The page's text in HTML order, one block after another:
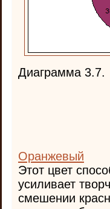
Диаграмма 3.7.
Оранжевый
Этот цвет
усиливает
смешении